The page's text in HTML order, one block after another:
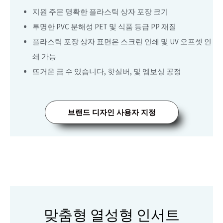
지원 주문 명확한 플라스틱 상자 포장 크기
투명한 PVC 분해성 PET 및 식품 등급 PP 재질
플라스틱 포장 상자 표면은 스크린 인쇄 및 UV 오프셋 인
쇄 가능
뜨거운 금 수 있습니다, 핫실버, 및 엠보싱 공정
브랜드 디자인 사용자 지정
맞춤형 열성형 인서트